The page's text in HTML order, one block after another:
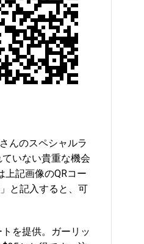
んのスペシャルラ
いない貴重な機会
上記画像のQRコー
と記入すると、可
を提供。ガーリッ